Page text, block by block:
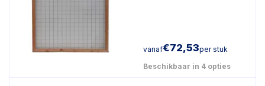
vanaf€72,53per stuk
Beschikbaar in 4 opties